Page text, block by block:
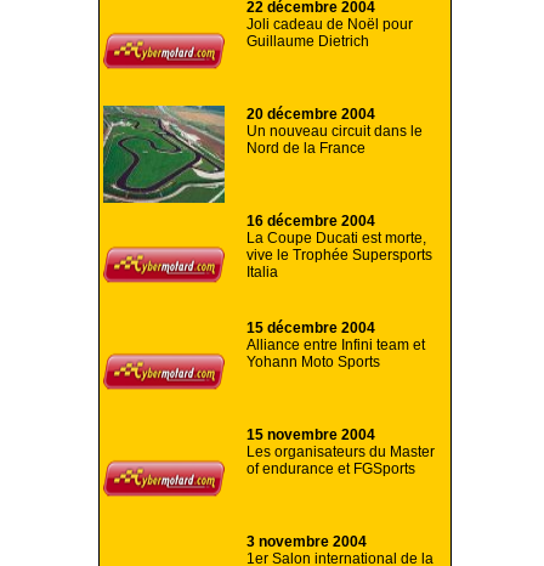
22 décembre 2004
Joli cadeau de Noël pour
Guillaume Dietrich
20 décembre 2004
Un nouveau circuit dans le
Nord de la France
16 décembre 2004
La Coupe Ducati est morte,
vive le Trophée Supersports
Italia
15 décembre 2004
Alliance entre Infini team et
Yohann Moto Sports
15 novembre 2004
Les organisateurs du Master
of endurance et FGSports
3 novembre 2004
1er Salon international de la